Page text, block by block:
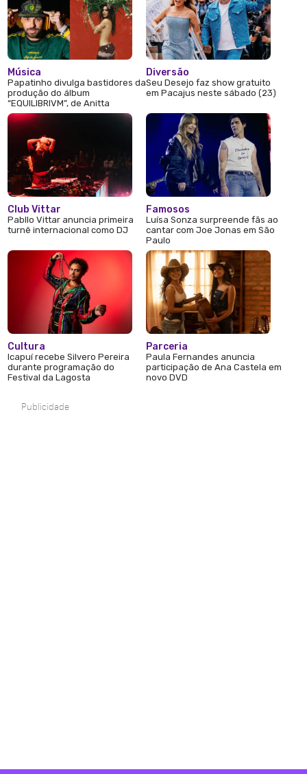
Música
Papatinho divulga bastidores da
produção do álbum
“EQUILIBRIVM”, de Anitta
Club Vittar
Pabllo Vittar anuncia primeira
turnê internacional como DJ
Cultura
Icapuí recebe Silvero Pereira
durante programação do
Festival da Lagosta
Diversão
Seu Desejo faz show gratuito
em Pacajus neste sábado (23)
Famosos
Luísa Sonza surpreende fãs ao
cantar com Joe Jonas em São
Paulo
Parceria
Paula Fernandes anuncia
participação de Ana Castela em
novo DVD
Publicidade